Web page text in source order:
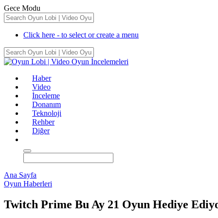
Gece Modu
Click here - to select or create a menu
Haber
Video
İnceleme
Donanım
Teknoloji
Rehber
Diğer
Ana Sayfa
Oyun Haberleri
Twitch Prime Bu Ay 21 Oyun Hediye